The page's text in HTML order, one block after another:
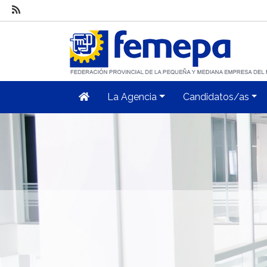
La Agencia Candidatos/as